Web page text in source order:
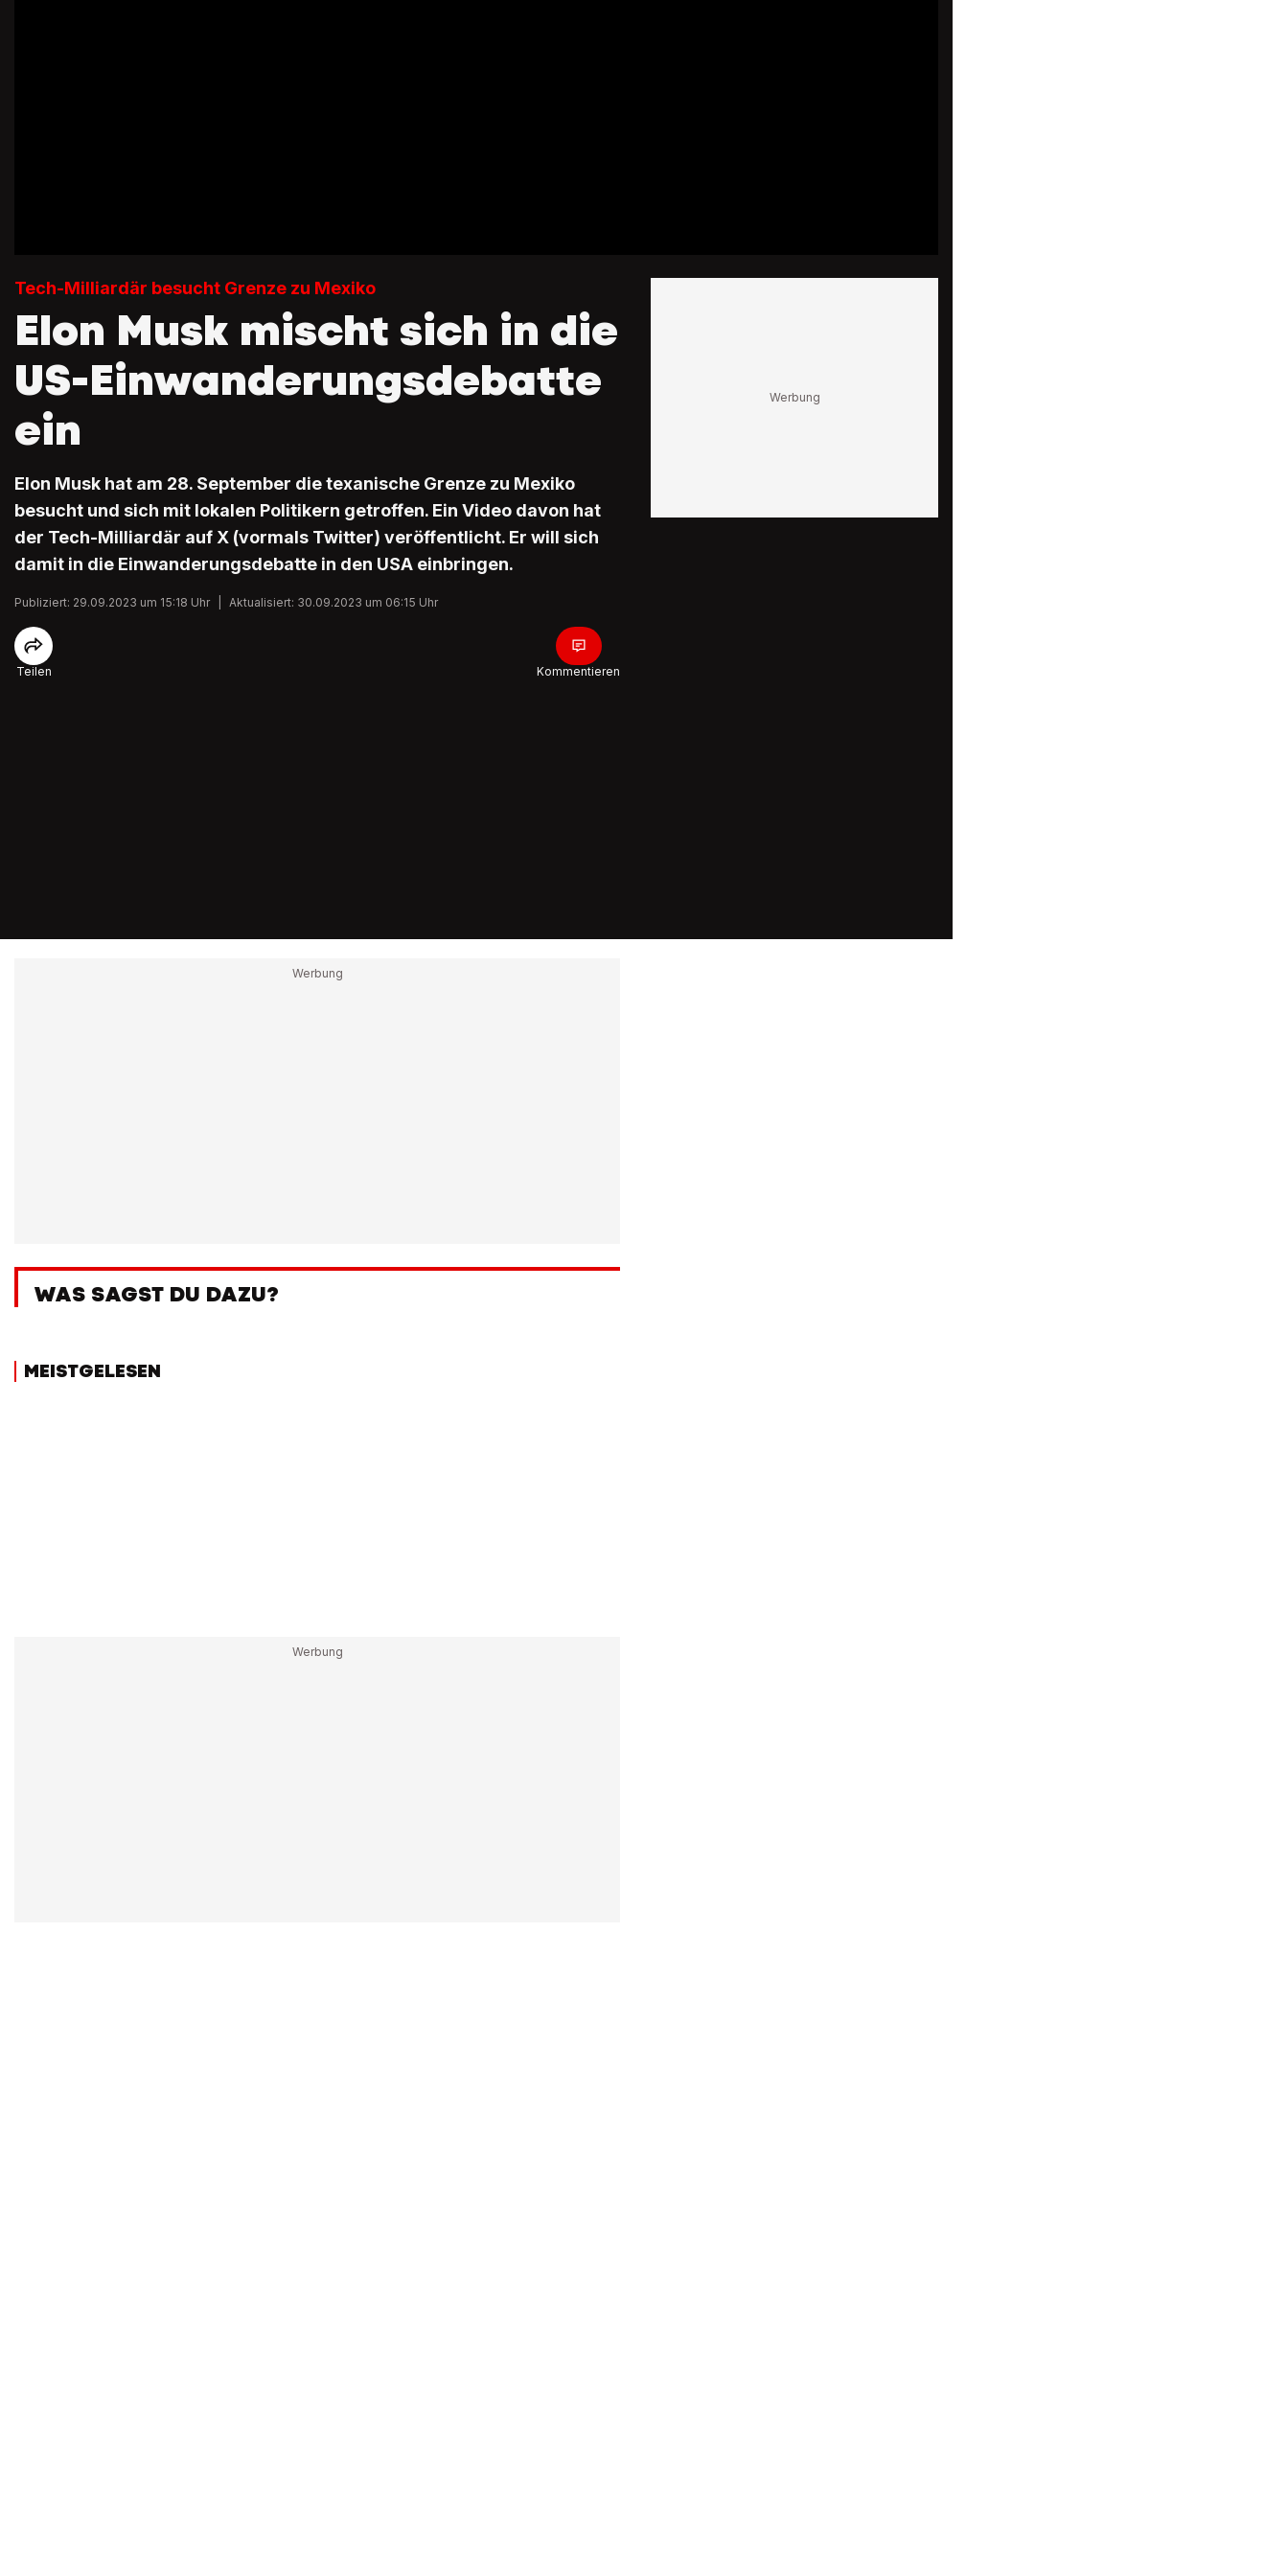
Tech-Milliardär besucht Grenze zu Mexiko
Elon Musk mischt sich in die
US-Einwanderungsdebatte
ein
Elon Musk hat am 28. September die texanische Grenze zu Mexiko
besucht und sich mit lokalen Politikern getroffen. Ein Video davon hat
der Tech-Milliardär auf X (vormals Twitter) veröffentlicht. Er will sich
damit in die Einwanderungsdebatte in den USA einbringen.
Publiziert: 29.09.2023 um 15:18 Uhr Aktualisiert: 30.09.2023 um 06:15 Uhr
Teilen Kommentieren
WAS SAGST DU DAZU?
MEISTGELESEN